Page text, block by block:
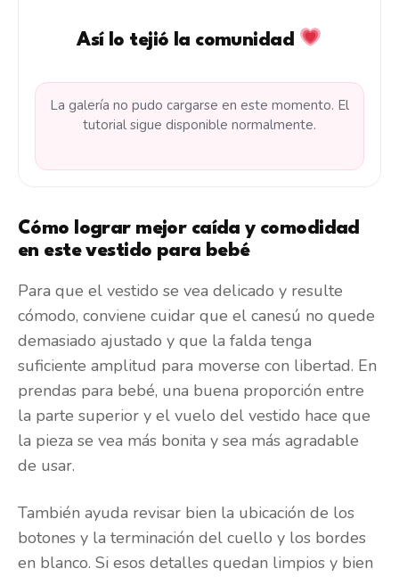
Así lo tejió la comunidad
La galería no pudo cargarse en este momento. El
tutorial sigue disponible normalmente.
Cómo lograr mejor caída y comodidad
en este vestido para bebé
Para que el vestido se vea delicado y resulte
cómodo, conviene cuidar que el canesú no quede
demasiado ajustado y que la falda tenga
suficiente amplitud para moverse con libertad. En
prendas para bebé, una buena proporción entre
la parte superior y el vuelo del vestido hace que
la pieza se vea más bonita y sea más agradable
de usar.
También ayuda revisar bien la ubicación de los
botones y la terminación del cuello y los bordes
en blanco. Si esos detalles quedan limpios y bien